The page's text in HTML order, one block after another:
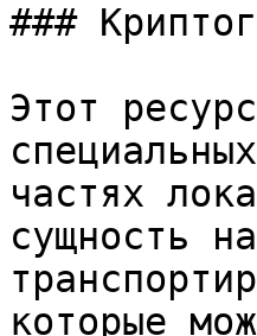
###
Этот
частях
сущность
которые